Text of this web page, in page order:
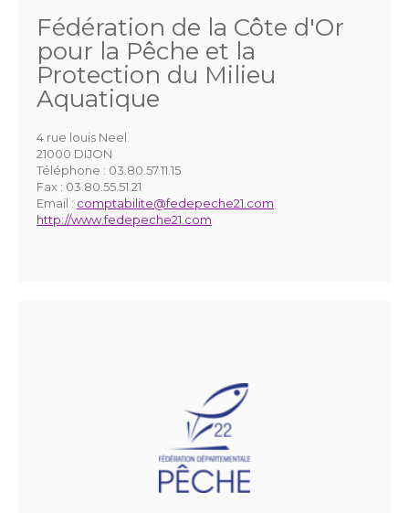
Fédération de la Côte d'Or
pour la Pêche et la
Protection du Milieu
Aquatique
4 rue louis Neel
21000 DIJON
Téléphone : 03.80.57.11.15
Fax : 03.80.55.51.21
Email : comptabilite@fedepeche21.com
http://www.fedepeche21.com